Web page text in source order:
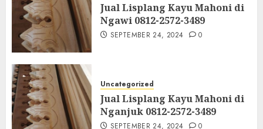
Jual Lisplang Kayu Mahoni di
Ngawi 0812-2572-3489
SEPTEMBER 24, 2024 0
Uncategorized
Jual Lisplang Kayu Mahoni di
Nganjuk 0812-2572-3489
SEPTEMBER 24, 2024 0